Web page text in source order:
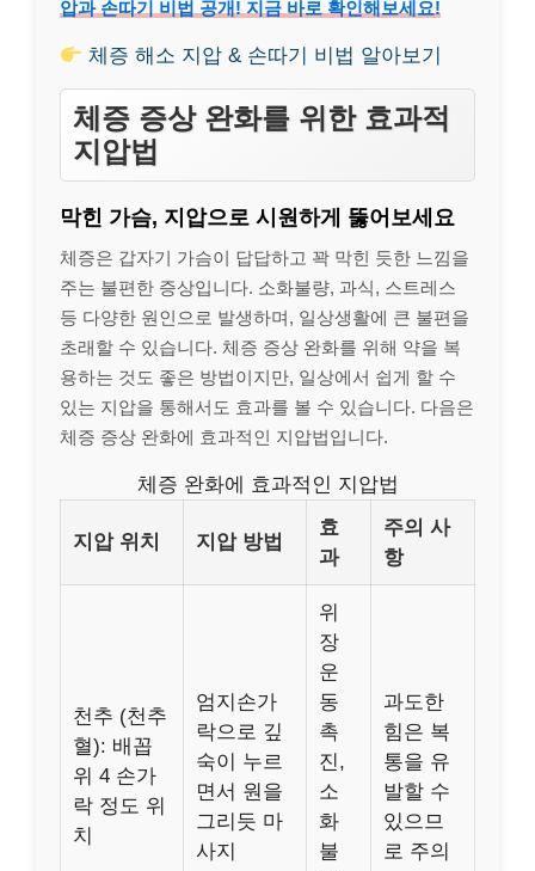
압과 손따기 비법 공개! 지금 바로 확인해보세요!
체증 해소 지압 & 손따기 비법 알아보기
체증 증상 완화를 위한 효과적
지압법
막힌 가슴, 지압으로 시원하게 뚫어보세요
체증은 갑자기 가슴이 답답하고 꽉 막힌 듯한 느낌을
주는 불편한 증상입니다. 소화불량, 과식, 스트레스
등 다양한 원인으로 발생하며, 일상생활에 큰 불편을
초래할 수 있습니다. 체증 증상 완화를 위해 약을 복
용하는 것도 좋은 방법이지만, 일상에서 쉽게 할 수
있는 지압을 통해서도 효과를 볼 수 있습니다. 다음은
체증 증상 완화에 효과적인 지압법입니다.
체증 완화에 효과적인 지압법
지압 위치 지압 방법
효
과
주의 사
항
천추 (천추
혈): 배꼽
위 4 손가
락 정도 위
치
엄지손가
락으로 깊
숙이 누르
면서 원을
그리듯 마
사지
위
장
운
동
촉
진,
소
화
불
과도한
힘은 복
통을 유
발할 수
있으므
로 주의